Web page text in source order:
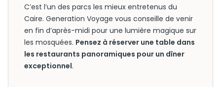
C’est l’un des parcs les mieux entretenus du
Caire. Generation Voyage vous conseille de venir
en fin d’après-midi pour une lumière magique sur
les mosquées. Pensez à réserver une table dans
les restaurants panoramiques pour un dîner
exceptionnel.